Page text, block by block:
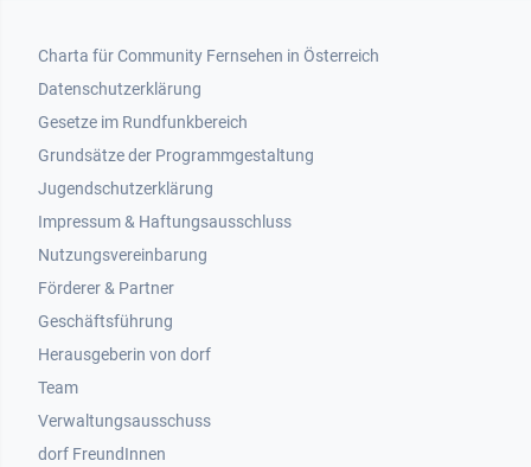
Footer 1
Charta für Community Fernsehen in Österreich
Datenschutzerklärung
Gesetze im Rundfunkbereich
Grundsätze der Programmgestaltung
Jugendschutzerklärung
Impressum & Haftungsausschluss
Nutzungsvereinbarung
Footer 2
Förderer & Partner
Geschäftsführung
Herausgeberin von dorf
Team
Verwaltungsausschuss
dorf FreundInnen